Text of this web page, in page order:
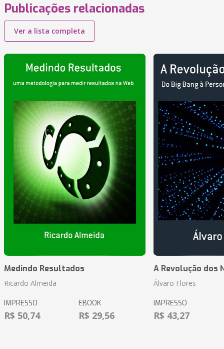
Publicações relacionadas
Ver a lista completa
Medindo Resultados
Ricardo Almeida
IMPRESSO
R$ 50,74
EBOOK
R$ 29,56
A Revolução dos
Álvaro Flores
IMPRESSO
R$ 43,27